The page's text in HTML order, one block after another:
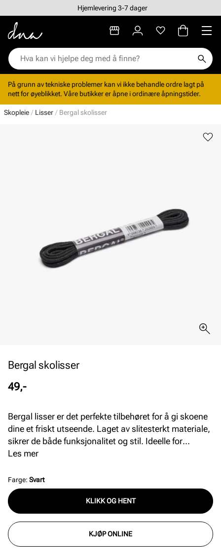
Hjemlevering 3-7 dager
På grunn av tekniske problemer kan vi ikke behandle ordre lagt på
nett for øyeblikket. Våre butikker er åpne i ordinære åpningstider.
Skopleie Lisser Bergal skolisser
Bergal skolisser
Pris
49,-
Bergal lisser er det perfekte tilbehøret for å gi skoene
dine et friskt utseende. Laget av slitesterkt materiale,
sikrer de både funksjonalitet og stil. Ideelle for
hverdagsbruk, disse lissene kombinerer kvalitet med
Les mer
Farge: Svart
KLIKK OG HENT
KJØP ONLINE